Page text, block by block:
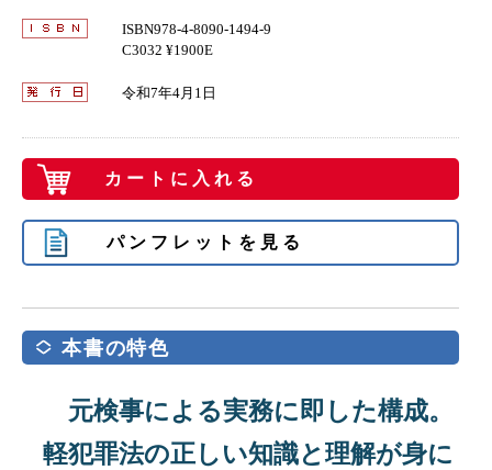
ISBN978-4-8090-1494-9
C3032 ¥1900E
令和7年4月1日
カートに入れる
パンフレットを見る
本書の特色
元検事による実務に即した構成。
軽犯罪法の正しい知識と理解が身に